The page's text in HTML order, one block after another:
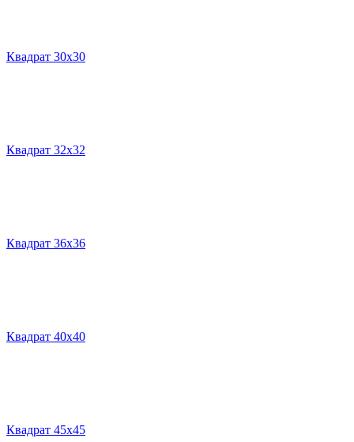
Квадрат 30х30
Квадрат 32х32
Квадрат 36х36
Квадрат 40х40
Квадрат 45х45